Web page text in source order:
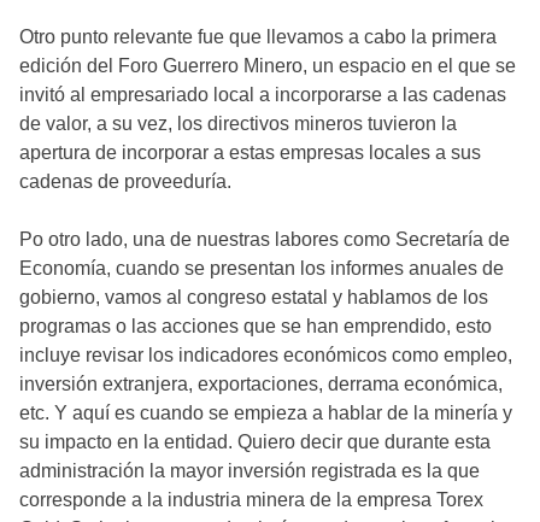
Otro punto relevante fue que llevamos a cabo la primera
edición del Foro Guerrero Minero, un espacio en el que se
invitó al empresariado local a incorporarse a las cadenas
de valor, a su vez, los directivos mineros tuvieron la
apertura de incorporar a estas empresas locales a sus
cadenas de proveeduría.
Po otro lado, una de nuestras labores como Secretaría de
Economía, cuando se presentan los informes anuales de
gobierno, vamos al congreso estatal y hablamos de los
programas o las acciones que se han emprendido, esto
incluye revisar los indicadores económicos como empleo,
inversión extranjera, exportaciones, derrama económica,
etc. Y aquí es cuando se empieza a hablar de la minería y
su impacto en la entidad. Quiero decir que durante esta
administración la mayor inversión registrada es la que
corresponde a la industria minera de la empresa Torex